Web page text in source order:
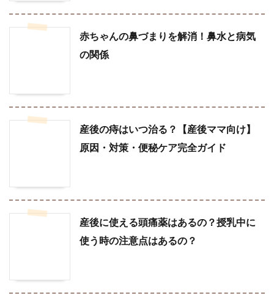
赤ちゃんの鼻づまりを解消！鼻水と病気
の関係
産後の痔はいつ治る？【産後ママ向け】
原因・対策・便秘ケア完全ガイド
産後に使える頭痛薬はあるの？授乳中に
使う時の注意点はあるの？